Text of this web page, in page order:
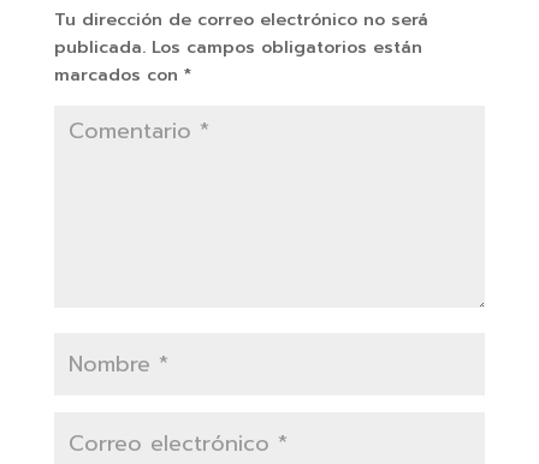
Tu dirección de correo electrónico no será
publicada. Los campos obligatorios están
marcados con *